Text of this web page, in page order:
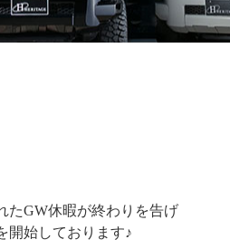
たGW休暇が終わりを告げ
開始しております♪